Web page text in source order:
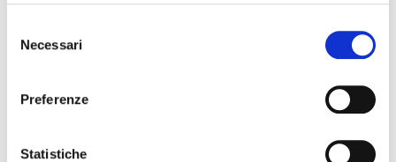
delNecessari
Preferenze
Statistiche